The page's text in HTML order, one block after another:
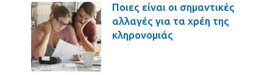
Ποιες είναι οι σημαντικές
αλλαγές για τα χρέη της
κληρονομιάς